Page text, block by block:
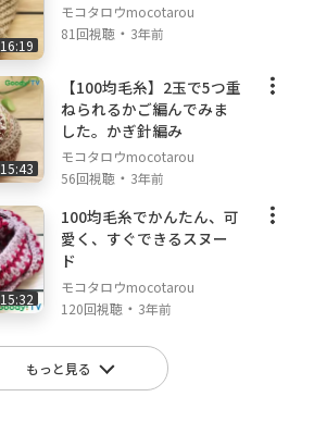
16:19
モコタロウmocotarou
81回視聴 ・ 3年前
15:43
【100均毛糸】2玉で5つ重
ねられるかご編んでみま
した。かぎ針編み
モコタロウmocotarou
56回視聴 ・ 3年前
15:32
100均毛糸でかんたん、可
愛く、すぐできるスヌー
ド
モコタロウmocotarou
120回視聴 ・ 3年前
もっと見る